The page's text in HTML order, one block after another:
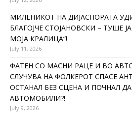
МИЛЕНИКОТ НА ДИЈАСПОРАТА
БЛАГОЈЧЕ СТОЈАНОВСКИ – ТУШЕ
МОЈА КРАЛИЦА“!
July 11, 2026
ФАТЕН СО МАСНИ РАЦЕ И ВО
СЛУЧУВА НА ФОЛКЕРОТ СПАСЕ
ОСТАНАЛ БЕЗ СЦЕНА И ПОЧНАЛ
АВТОМОБИЛИ?!
July 9, 2026